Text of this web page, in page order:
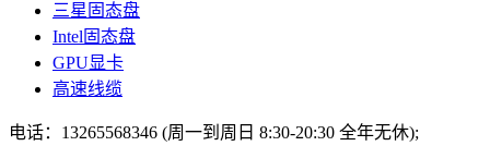
三星固态盘
Intel固态盘
GPU显卡
高速线缆
电话：13265568346 (周一到周日 8:30-20:30 全年无休);